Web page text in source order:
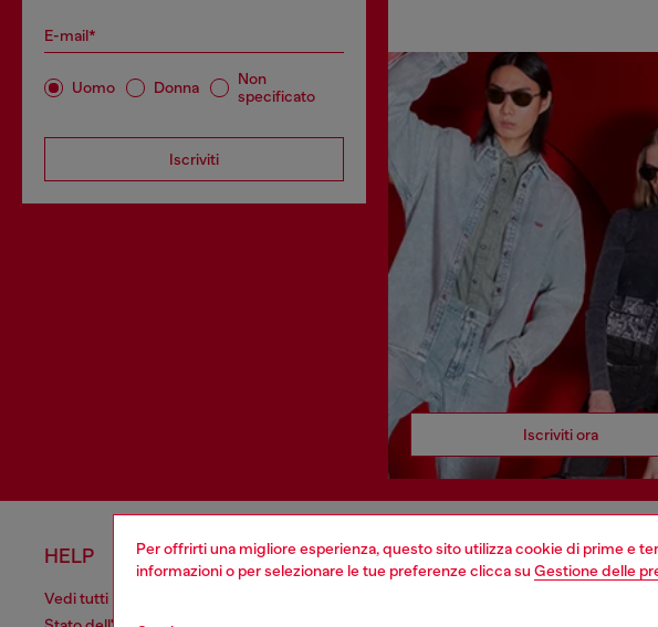
Per offrirti una migliore esperienza, questo sito utilizza cookie di prime e
informazioni o per selezionare le tue preferenze clicca su Gestione delle
E-mail*
Uomo Donna
Non
specificato
Iscriviti
Iscriviti ora
HELP
Vedi tutti
AREA LEGAL